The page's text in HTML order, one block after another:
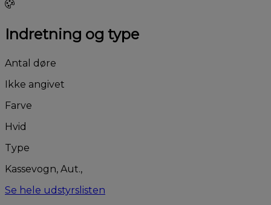
Indretning og type
Antal døre
Ikke angivet
Farve
Hvid
Type
Kassevogn, Aut.,
Se hele udstyrslisten